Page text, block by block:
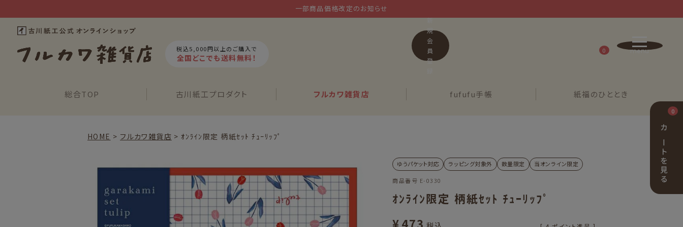
一部商品価格改定のお知らせ
税込5,000円以上のご購入で
全国どこでも送料無料！
総合TOP 古川紙工プロダクト フルカワ雑貨店 fufufu手帳 紙福のひととき
新
規
会
員
登
0
HOME フルカワ雑貨店 ｵﾝﾗｲﾝ限定 柄紙ｾｯﾄ ﾁｭｰﾘｯﾌﾟ
ゆうパケット対応 ラッピング対象外 数量限定 当オンライン限定
商品番号 E-0330
ｵﾝﾗｲﾝ限定 柄紙ｾｯﾄ ﾁｭｰﾘｯﾌﾟ
¥473
0
カートを見る